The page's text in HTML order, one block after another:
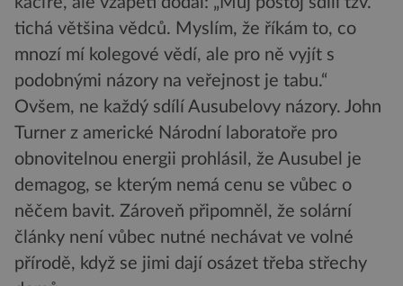
tichá většina vědců. Myslím, že říkám to, co
mnozí mí kolegové vědí, ale pro ně vyjít s
podobnými názory na veřejnost je tabu.“
Ovšem, ne každý sdílí Ausubelovy názory. John
Turner z americké Národní laboratoře pro
obnovitelnou energii prohlásil, že Ausubel je
demagog, se kterým nemá cenu se vůbec o
něčem bavit. Zároveň připomněl, že solární
články není vůbec nutné nechávat ve volné
přírodě, když se jimi dají osázet třeba střechy